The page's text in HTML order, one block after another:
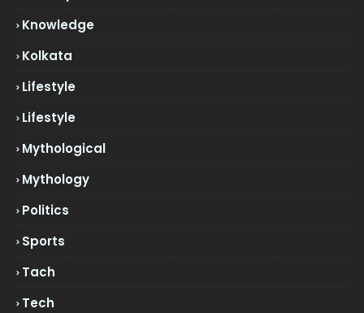
Knowledge
Kolkata
Lifestyle
Lifestyle
Mythological
Mythology
Politics
Sports
Tach
Tech